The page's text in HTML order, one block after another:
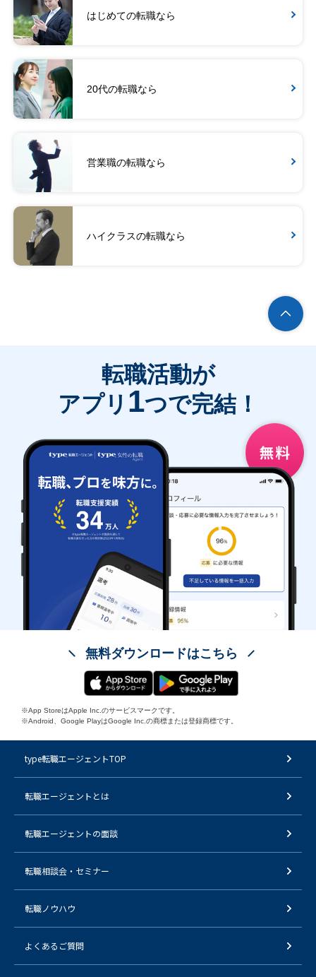
はじめての転職なら
20代の転職なら
営業職の転職なら
ハイクラスの転職なら
転職活動が
アプリ 1つで完結！
無料ダウンロードはこちら
※App StoreはApple Inc.のサービスマークです。
※Android、Google PlayはGoogle Inc.の商標または登録商標です。
type転職エージェントTOP
転職エージェントとは
転職エージェントの面談
転職相談会・セミナー
転職ノウハウ
よくあるご質問